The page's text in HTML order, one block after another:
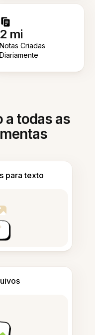
2 mi
Notas Criadas
Diariamente
todas as
para texto